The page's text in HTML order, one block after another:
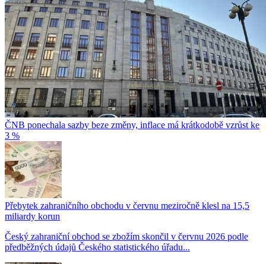
ČNB ponechala sazby beze změny, inflace má krátkodobě vzrůst ke
3 %
Přebytek zahraničního obchodu v červnu meziročně klesl na 15,5
miliardy korun
Český zahraniční obchod se zbožím skončil v červnu 2026 podle
předběžných údajů Českého statistického úřadu...